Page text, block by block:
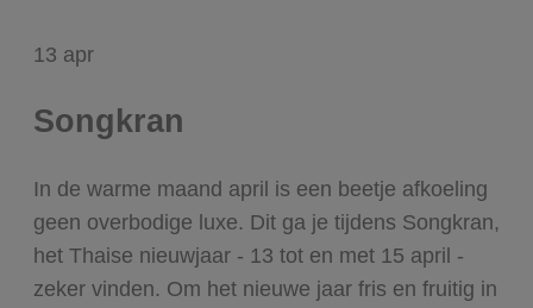
13 apr
Songkran
In de warme maand april is een beetje afkoeling
geen overbodige luxe. Dit ga je tijdens Songkran,
het Thaise nieuwjaar - 13 tot en met 15 april -
zeker vinden. Om het nieuwe jaar fris en fruitig in